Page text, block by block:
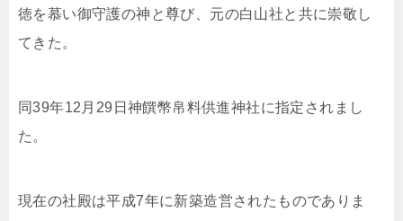
徳を慕い御守護の神と尊び、元の白山社と共に崇敬し
てきた。
同39年12月29日神饌幣帛料供進神社に指定されまし
た。
現在の社殿は平成7年に新築造営されたものでありま